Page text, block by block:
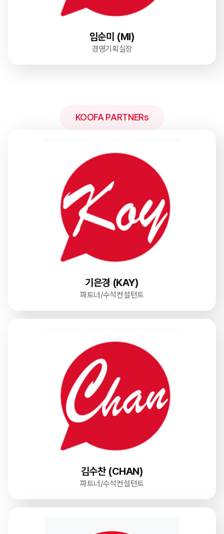
임순미 (MI)
경영기획실장
KOOFA PARTNERs
기은경 (KAY)
파트너/수석컨설턴트
김수찬 (CHAN)
파트너/수석컨설턴트